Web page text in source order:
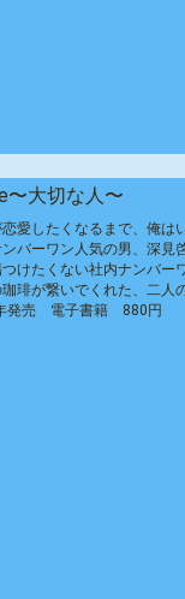
〜大切な人〜
恋愛したくなるまで、俺は
バーワン人気の男、深見
けたくない社内ナンバー
琲が繋いでくれた、二人
発売 電子書籍 880円